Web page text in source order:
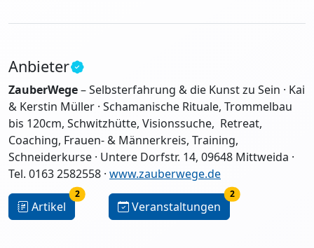
Anbieter
ZauberWege– Selbsterfahrung & die Kunst zu Sein · Kai
& Kerstin Müller · Schamanische Rituale, Trommelbau
bis 120cm, Schwitzhütte, Visionssuche, Retreat,
Coaching, Frauen- & Männerkreis, Training,
Schneiderkurse · Untere Dorfstr. 14, 09648 Mittweida ·
Tel. 0163 2582558 · www.zauberwege.de
Artikel
2
Veranstaltungen
2